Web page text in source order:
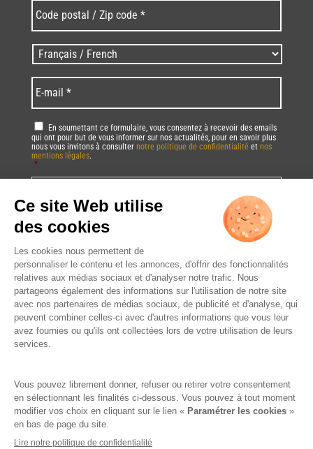
postal
/
Zip
code
* *
Langues
/
Language *
mail *
RGPD *
En soumettant ce formulaire, vous consentez à recevoir des emails
qui ont pour but de vous informer sur nos actualités, pour en savoir plus
nous vous invitons à consulter notre politique de confidentialité et nos
mentions légales.
*
CAPTCHA
DRINK RESPONSIBLY